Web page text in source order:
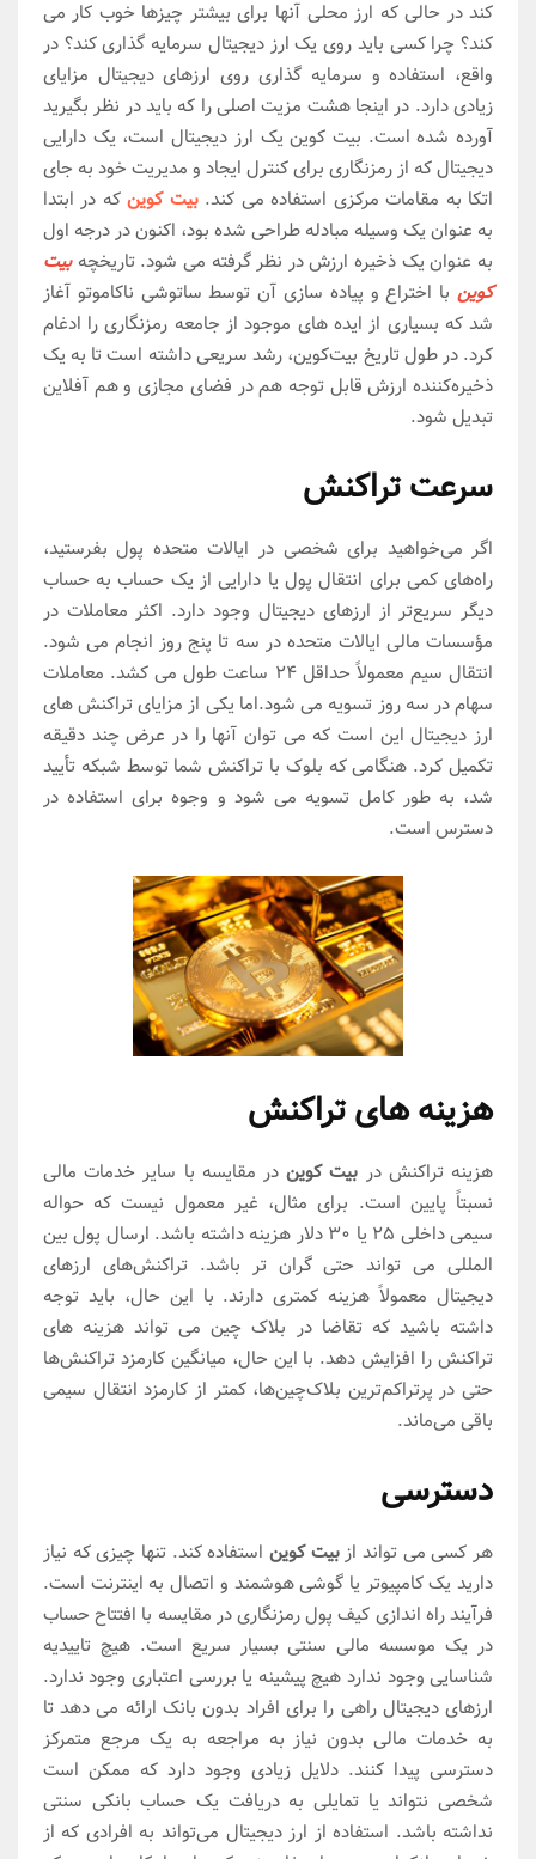
کند در حالی که ارز محلی آنها برای بیشتر چیزها خوب کار می
کند؟ چرا کسی باید روی یک ارز دیجیتال سرمایه گذاری کند؟ در
واقع، استفاده و سرمایه گذاری روی ارزهای دیجیتال مزایای
زیادی دارد. در اینجا هشت مزیت اصلی را که باید در نظر بگیرید
آورده شده است. بیت کوین یک ارز دیجیتال است، یک دارایی
دیجیتال که از رمزنگاری برای کنترل ایجاد و مدیریت خود به جای
اتکا به مقامات مرکزی استفاده می کند.بیت کوینکه در ابتدا
به عنوان یک وسیله مبادله طراحی شده بود، اکنون در درجه اول
به عنوان یک ذخیره ارزش در نظر گرفته می شود. تاریخچهبیت
کوینبا اختراع و پیاده سازی آن توسط ساتوشی ناکاموتو آغاز
شد که بسیاری از ایده های موجود از جامعه رمزنگاری را ادغام
کرد. در طول تاریخ بیت‌کوین، رشد سریعی داشته است تا به یک
ذخیره‌کننده ارزش قابل توجه هم در فضای مجازی و هم آفلاین
تبدیل شود.
سرعت تراکنش
اگر می‌خواهید برای شخصی در ایالات متحده پول بفرستید،
راه‌های کمی برای انتقال پول یا دارایی از یک حساب به حساب
دیگر سریع‌تر از ارزهای دیجیتال وجود دارد. اکثر معاملات در
مؤسسات مالی ایالات متحده در سه تا پنج روز انجام می شود.
انتقال سیم معمولاً حداقل 24 ساعت طول می کشد. معاملات
سهام در سه روز تسویه می شود.اما یکی از مزایای تراکنش های
ارز دیجیتال این است که می توان آنها را در عرض چند دقیقه
تکمیل کرد. هنگامی که بلوک با تراکنش شما توسط شبکه تأیید
شد، به طور کامل تسویه می شود و وجوه برای استفاده در
دسترس است.
هزینه های تراکنش
هزینه تراکنش در بیت کوین در مقایسه با سایر خدمات مالی
نسبتاً پایین است. برای مثال، غیر معمول نیست که حواله
سیمی داخلی ۲۵ یا ۳۰ دلار هزینه داشته باشد. ارسال پول بین
المللی می تواند حتی گران تر باشد. تراکنش‌های ارزهای
دیجیتال معمولاً هزینه کمتری دارند. با این حال، باید توجه
داشته باشید که تقاضا در بلاک چین می تواند هزینه های
تراکنش را افزایش دهد. با این حال، میانگین کارمزد تراکنش‌ها
حتی در پرتراکم‌ترین بلاک‌چین‌ها، کمتر از کارمزد انتقال سیمی
باقی می‌ماند.
دسترسی
هر کسی می تواند از بیت کوین استفاده کند. تنها چیزی که نیاز
دارید یک کامپیوتر یا گوشی هوشمند و اتصال به اینترنت است.
فرآیند راه اندازی کیف پول رمزنگاری در مقایسه با افتتاح حساب
در یک موسسه مالی سنتی بسیار سریع است. هیچ تاییدیه
شناسایی وجود ندارد هیچ پیشینه یا بررسی اعتباری وجود ندارد.
ارزهای دیجیتال راهی را برای افراد بدون بانک ارائه می دهد تا
به خدمات مالی بدون نیاز به مراجعه به یک مرجع متمرکز
دسترسی پیدا کنند. دلایل زیادی وجود دارد که ممکن است
شخصی نتواند یا تمایلی به دریافت یک حساب بانکی سنتی
نداشته باشد. استفاده از ارز دیجیتال می‌تواند به افرادی که از